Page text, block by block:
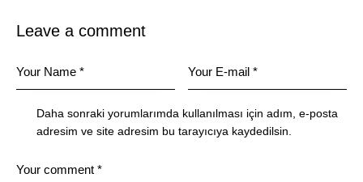
Leave a comment
Daha sonraki yorumlarımda kullanılması için adım, e-posta
adresim ve site adresim bu tarayıcıya kaydedilsin.